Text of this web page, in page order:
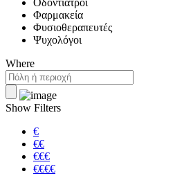
Οδοντίατροι
Φαρμακεία
Φυσιοθεραπευτές
Ψυχολόγοι
Where
Show Filters
€
€€
€€€
€€€€